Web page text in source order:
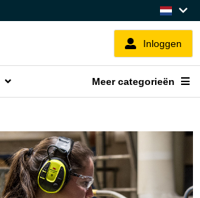
Inloggen
Meer categorieën